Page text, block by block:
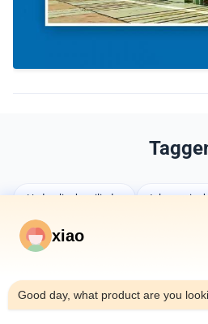
Hydraulische cilinder
op maat gemaakte cilinders
U mag ook
xiao
Good day, what product are you